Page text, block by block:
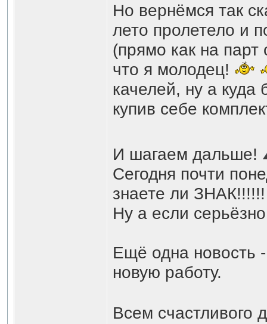
Но вернёмся так
лето пролетело и
(прямо как на
что я молодец!
качелей, ну а куда
купив себе
И шагаем дальше!
Сегодня почти
знаете ли
Ну а если
Ещё одна новость
новую работу.
Всем счастливого